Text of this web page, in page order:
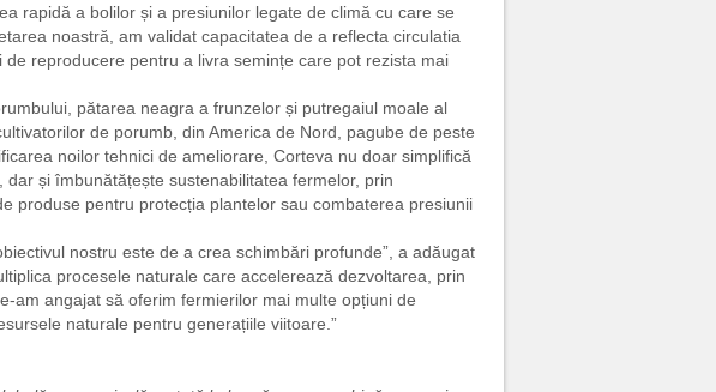
rapidă a bolilor și a presiunilor legate de climă cu care se
noastră, am validat capacitatea de a reflecta circulatia
reproducere pentru a livra semințe care pot rezista mai
pătarea neagra a frunzelor și putregaiul moale al
de porumb, din America de Nord, pagube de peste
noilor tehnici de ameliorare, Corteva nu doar simplifică
și îmbunătățește sustenabilitatea fermelor, prin
produse pentru protecția plantelor sau combaterea presiunii
nostru este de a crea schimbări profunde”, a adăugat
procesele naturale care accelerează dezvoltarea, prin
am angajat să oferim fermierilor mai multe opțiuni de
naturale pentru generațiile viitoare.”